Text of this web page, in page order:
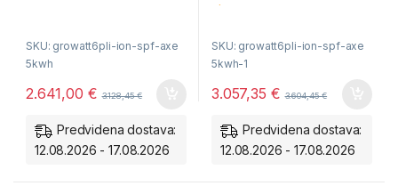
Razsmernik:
(6.000 ciklov).
Paneli:Trina Solar Vertex
SKU: growatt6pli-ion-spf-axe
5kwh
2.641,00 € 3.128,45€
Predvidena dostava:
12.08.2026 - 17.08.2026
SKU: growatt6pli-ion-spf-axe
5kwh-1
3.057,35 € 3.604,45€
Predvidena dostava:
12.08.2026 - 17.08.2026